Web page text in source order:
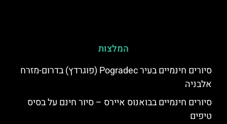
המלצות
סיורים חינמיים בעיר Pogradec (פוגרדץ) בדרום-מזרח
אלבניה
סיורים חינמיים בבואנוס איירס – סיור חינם על בסיס
טיפים